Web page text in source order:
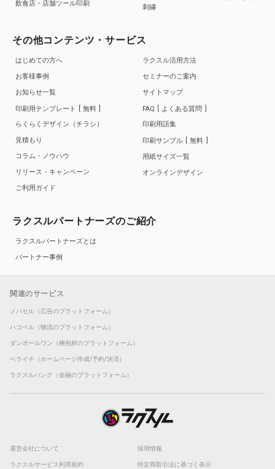
飲食店・店舗ツール印刷
刺繍
その他コンテンツ・サービス
はじめての方へ
お客様事例
お知らせ一覧
印刷用テンプレート
無料
らくらくデザイン（チラシ）
見積もり
コラム・ノウハウ
リリース・キャンペーン
ご利用ガイド
ラクスル活用方法
セミナーのご案内
サイトマップ
FAQ
よくある質問
印刷用語集
印刷サンプル
無料
用紙サイズ一覧
オンラインデザイン
ラクスルパートナーズのご紹介
ラクスルパートナーズとは
パートナー事例
関連のサービス
ノバセル（広告のプラットフォーム）
ハコベル（物流のプラットフォーム）
ダンボールワン（梱包材のプラットフォーム）
ペライチ（ホームページ作成/予約/決済）
ラクスルバンク（金融のプラットフォーム）
運営会社について 採用情報
ラクスルサービス利用規約 特定商取引法に基づく表示